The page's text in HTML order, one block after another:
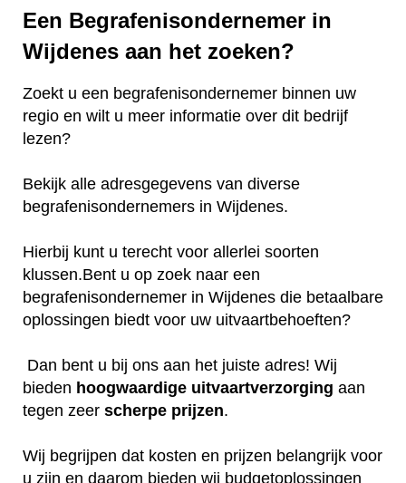
Een Begrafenisondernemer in
Wijdenes aan het zoeken?
Zoekt u een begrafenisondernemer binnen uw
regio en wilt u meer informatie over dit bedrijf
lezen?
Bekijk alle adresgegevens van diverse
begrafenisondernemers in Wijdenes.
Hierbij kunt u terecht voor allerlei soorten
klussen.Bent u op zoek naar een
begrafenisondernemer in Wijdenes die betaalbare
oplossingen biedt voor uw uitvaartbehoeften?
Dan bent u bij ons aan het juiste adres! Wij
bieden hoogwaardige uitvaartverzorging aan
tegen zeer scherpe prijzen.
Wij begrijpen dat kosten en prijzen belangrijk voor
u zijn en daarom bieden wij budgetoplossingen